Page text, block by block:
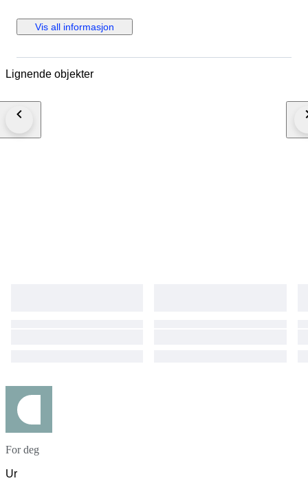
**Optional shipping from Europe(EU) is available. Please contact seller
for details.
Vis all informasjon
Lignende objekter
For deg
Ur